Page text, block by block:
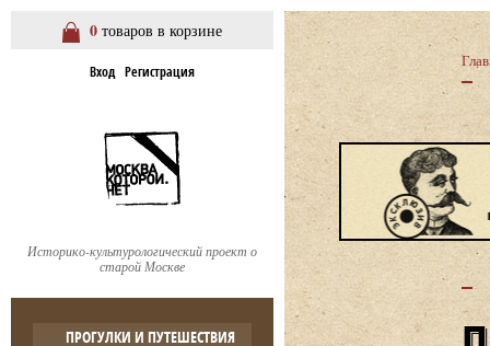
0 товаров в корзине
Вход Регистрация
Историко-культурологический проект о
старой Москве
ПРОГУЛКИ И ПУТЕШЕСТВИЯ